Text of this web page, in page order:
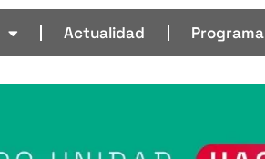
Actualidad Programa